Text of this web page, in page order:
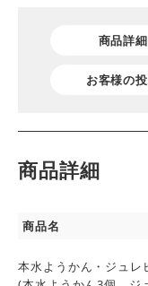
商品詳細
お客様の
商品詳細
商品名
本水ようかん・ジュ